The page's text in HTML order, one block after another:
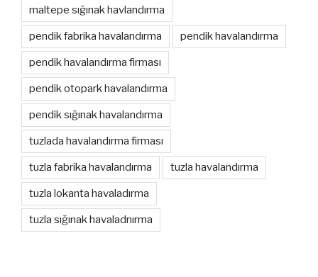
maltepe sığınak havlandırma
pendik fabrika havalandırma pendik havalandırma
pendik havalandırma firması
pendik otopark havalandırma
pendik sığınak havalandırma
tuzlada havalandırma firması
tuzla fabrika havalandırma tuzla havalandırma
tuzla lokanta havaladırma
tuzla sığınak havaladnırma